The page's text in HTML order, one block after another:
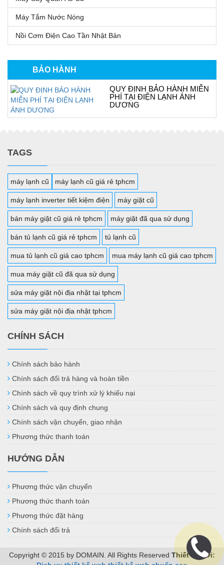
Máy Tắm Nước Nóng
Nồi Cơm Điện Cao Tần Nhật Bản
BẢO HÀNH
QUY ĐỊNH BẢO HÀNH MIỄN
PHÍ TẠI ĐIỆN LẠNH ÁNH
DƯƠNG
TAGS
máy lạnh cũ máy lạnh cũ giá rẻ tphcm
máy lạnh inverter tiết kiệm điện máy giặt cũ
bán máy giặt cũ giá rẻ tphcm máy giặt đã qua sử dụng
bán tủ lạnh cũ giá rẻ tphcm tủ lạnh cũ
mua tủ lạnh cũ giá cao tphcm mua máy lạnh cũ giá cao tphcm
mua máy giặt cũ đã qua sử dụng
sửa máy giặt nội địa nhật tại tphcm
sửa máy giặt nội địa nhật tphcm
CHÍNH SÁCH
Chính sách bảo hành
Chính sách đổi trả hàng và hoàn tiền
Chính sách về quy trình xử lý khiếu nại
Chính sách và quy định chung
Chính sách vận chuyển, giao nhận
Phương thức thanh toán
HƯỚNG DẪN
Phương thức vận chuyển
Phương thức thanh toán
Phương thức đặt hàng
Chính sách đổi trả
Copyright © 2015 by DOMAIN. All Rights Reserved Thiết kế bởi: